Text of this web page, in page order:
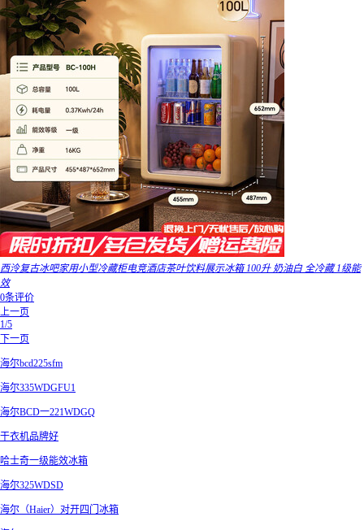
西泠复古冰吧家用小型冷藏柜电竞酒店茶叶饮料展示冰箱 100升 奶油白 全冷藏 1级能
效
0条评价
上一页
1/5
下一页
海尔bcd225sfm
海尔335WDGFU1
海尔BCD一221WDGQ
干衣机品牌好
哈士奇一级能效冰箱
海尔325WDSD
海尔（Haier）对开四门冰箱